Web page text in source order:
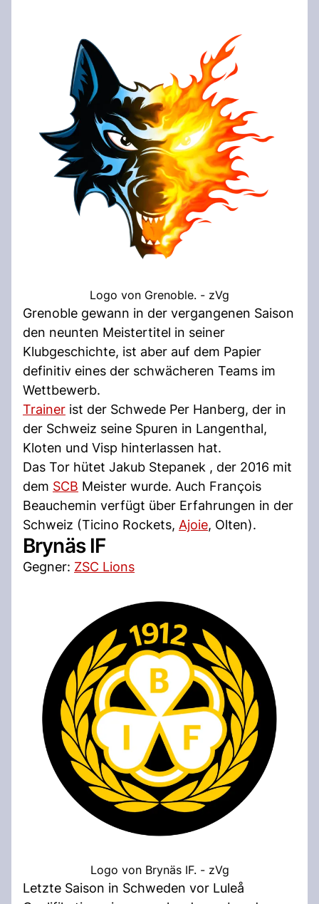
Logo von Grenoble. - zVg
Grenoble gewann in der vergangenen Saison
den neunten Meistertitel in seiner
Klubgeschichte, ist aber auf dem Papier
definitiv eines der schwächeren Teams im
Wettbewerb.
Trainer ist der Schwede Per Hanberg, der in
der Schweiz seine Spuren in Langenthal,
Kloten und Visp hinterlassen hat.
Das Tor hütet Jakub Stepanek , der 2016 mit
dem SCB Meister wurde. Auch François
Beauchemin verfügt über Erfahrungen in der
Schweiz (Ticino Rockets, Ajoie, Olten).
Brynäs IF
Gegner: ZSC Lions
Logo von Brynäs IF. - zVg
Letzte Saison in Schweden vor Luleå